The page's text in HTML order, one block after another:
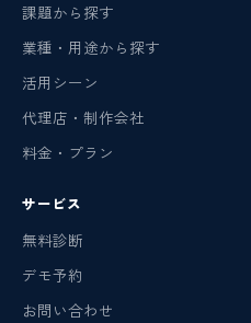
課題から探す
業種・用途から探す
活用シーン
代理店・制作会社
料金・プラン
サービス
無料診断
デモ予約
お問い合わせ